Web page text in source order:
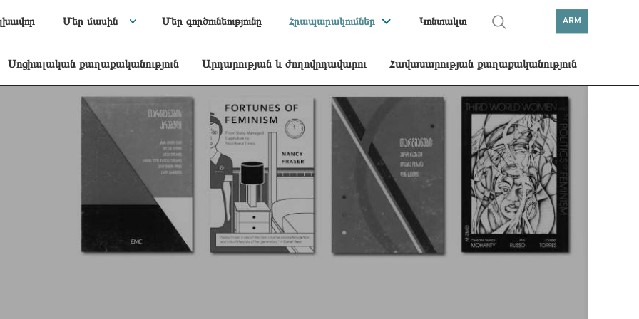
Մեր մասին Մեր գործունեությունը Հրապարակումներ Կոնտակտ ARM
Սոցիալական քաղաքականություն Արդարության և ժողովրդավարու Հավասարության քաղաքականություն